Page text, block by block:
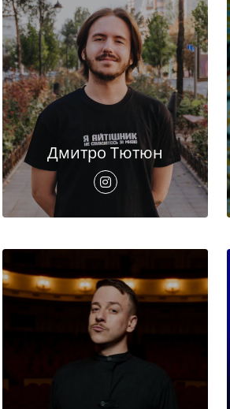
Дмитро Тютюн